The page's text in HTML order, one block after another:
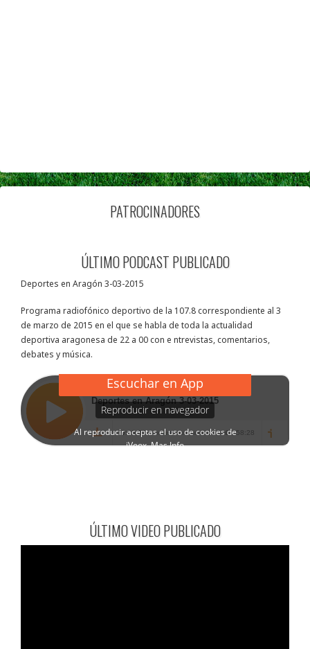
PATROCINADORES
ÚLTIMO PODCAST PUBLICADO
Deportes en Aragón 3-03-2015
Programa radiofónico deportivo de la 107.8 correspondiente al 3
de marzo de 2015 en el que se habla de toda la actualidad
deportiva aragonesa de 22 a 00 con e ntrevistas, comentarios,
debates y música.
ÚLTIMO VIDEO PUBLICADO